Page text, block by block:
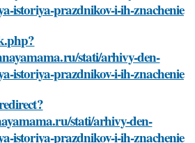
istoriya-prazdnikov-i-ih-znachenie
stati/arhivy-den-
istoriya-prazdnikov-i-ih-znachenie
stati/arhivy-den-
istoriya-prazdnikov-i-ih-znachenie